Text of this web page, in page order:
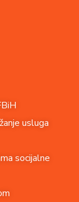
usluga
socijalne